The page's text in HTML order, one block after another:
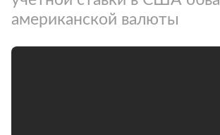
американской валюты